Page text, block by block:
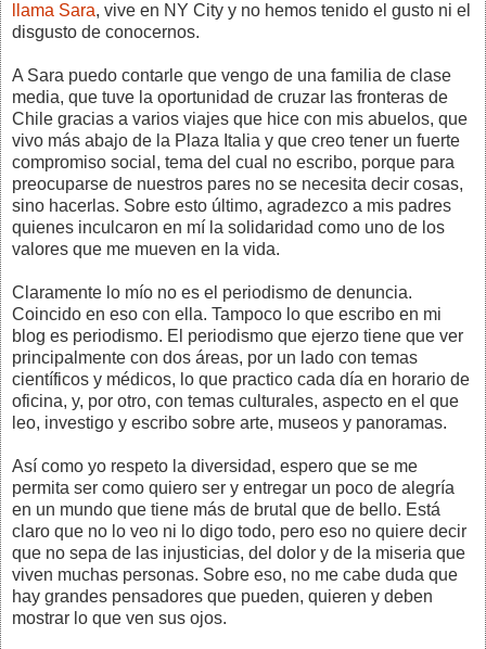
llama Sara, vive en NY City y no hemos tenido el gusto ni el
disgusto de conocernos.
A Sara puedo contarle que vengo de una familia de clase
media, que tuve la oportunidad de cruzar las fronteras de
Chile gracias a varios viajes que hice con mis abuelos, que
vivo más abajo de la Plaza Italia y que creo tener un fuerte
compromiso social, tema del cual no escribo, porque para
preocuparse de nuestros pares no se necesita decir cosas,
sino hacerlas. Sobre esto último, agradezco a mis padres
quienes inculcaron en mí la solidaridad como uno de los
valores que me mueven en la vida.
Claramente lo mío no es el periodismo de denuncia.
Coincido en eso con ella. Tampoco lo que escribo en mi
blog es periodismo. El periodismo que ejerzo tiene que ver
principalmente con dos áreas, por un lado con temas
científicos y médicos, lo que practico cada día en horario de
oficina, y, por otro, con temas culturales, aspecto en el que
leo, investigo y escribo sobre arte, museos y panoramas.
Así como yo respeto la diversidad, espero que se me
permita ser como quiero ser y entregar un poco de alegría
en un mundo que tiene más de brutal que de bello. Está
claro que no lo veo ni lo digo todo, pero eso no quiere decir
que no sepa de las injusticias, del dolor y de la miseria que
viven muchas personas. Sobre eso, no me cabe duda que
hay grandes pensadores que pueden, quieren y deben
mostrar lo que ven sus ojos.